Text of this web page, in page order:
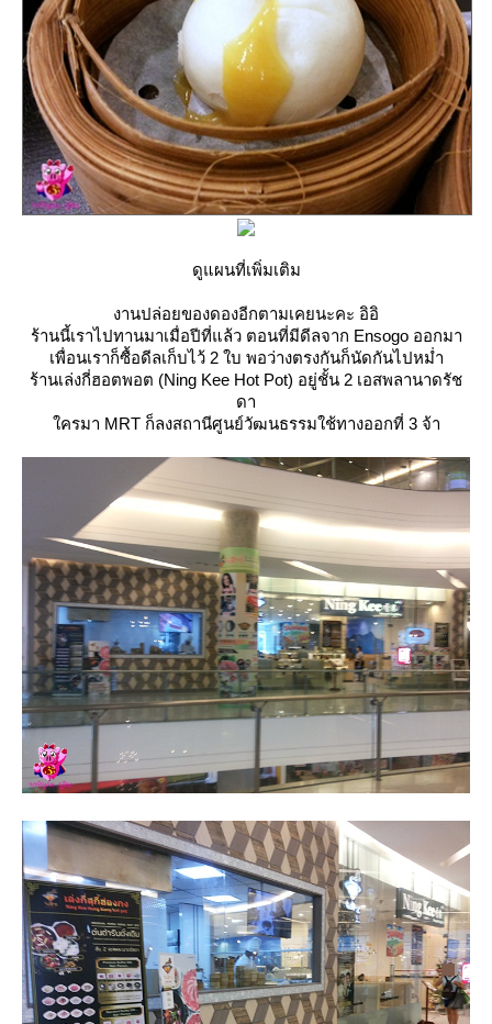
ดูแผนที่เพิ่มเติม
งานปล่อยของดองอีกตามเคยนะคะ อิอิ
ร้านนี้เราไปทานมาเมื่อปีที่แล้ว ตอนที่มีดีลจาก Ensogo ออกมา
เพื่อนเราก็ซื้อดีลเก็บไว้ 2 ใบ พอว่างตรงกันก็นัดกันไปหม่ำ
ร้านเล่งกี่ฮอตพอต (Ning Kee Hot Pot) อยู่ชั้น 2 เอสพลานาดรัช
ดา
ครมา MRT ก็ลงสถานีศูนย์วัฒนธรรมใช้ทางออกที่ 3 จ้า